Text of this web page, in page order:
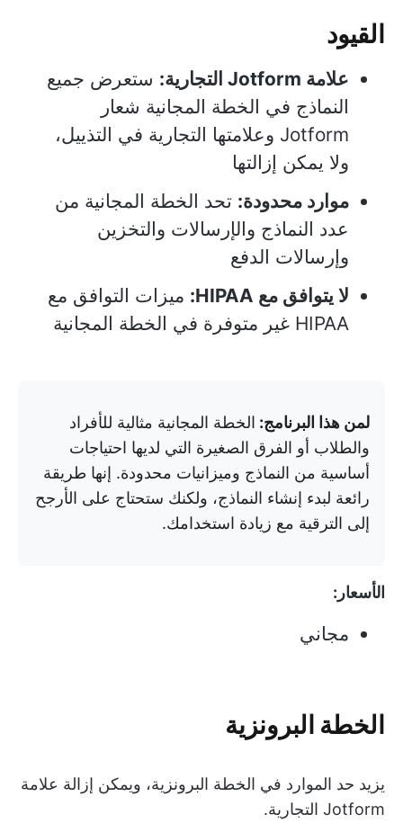
القيود
علامة Jotform التجارية:
ستعرض جميع
النماذج في الخطة المجانية شعار
Jotform وعلامتها التجارية في التذييل،
ولا يمكن إزالتها
موارد محدودة: تحد الخطة المجانية من
عدد النماذج والإرسالات والتخزين
وإرسالات الدفع
لا يتوافق مع HIPAA:
ميزات التوافق مع
HIPAA غير متوفرة في الخطة المجانية
لمن هذا البرنامج: الخطة المجانية مثالية للأفراد
والطلاب أو الفرق الصغيرة التي لديها احتياجات
أساسية من النماذج وميزانيات محدودة. إنها طريقة
رائعة لبدء إنشاء النماذج، ولكنك ستحتاج على الأرجح
إلى الترقية مع زيادة استخدامك.
الأسعار:
مجاني
الخطة البرونزية
يزيد حد الموارد في الخطة البرونزية، ويمكن إزالة علامة
Jotform التجارية.